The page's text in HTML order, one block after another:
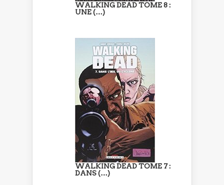
WALKING DEAD TOME 8 :
UNE (…)
WALKING DEAD TOME 7 :
DANS (…)